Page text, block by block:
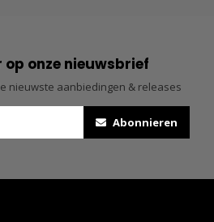
op onze nieuwsbrief
nieuwste aanbiedingen & releases
Abonnieren